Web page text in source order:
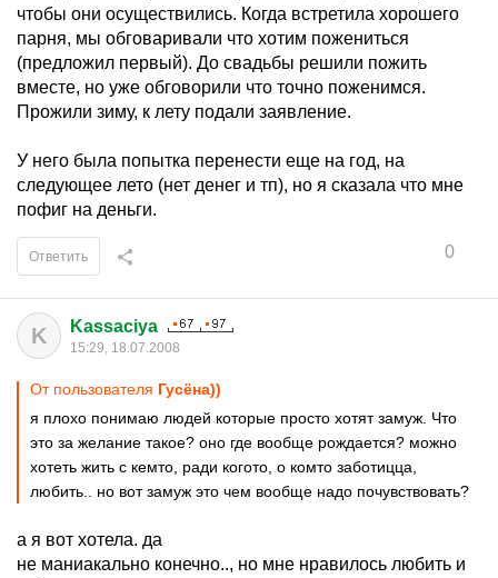
чтобы они осуществились. Когда встретила хорошего
парня, мы обговаривали что хотим пожениться
(предложил первый). До свадьбы решили пожить
вместе, но уже обговорили что точно поженимся.
Прожили зиму, к лету подали заявление.
У него была попытка перенести еще на год, на
следующее лето (нет денег и тп), но я сказала что мне
пофиг на деньги.
0
Ответить
K Kassaciya
15:29, 18.07.2008
От пользователя Гусёна))
я плохо понимаю людей которые просто хотят замуж. Что
это за желание такое? оно где вообще рождается? можно
хотеть жить с кемто, ради когото, о комто заботицца,
любить.. но вот замуж это чем вообще надо почувствовать?
а я вот хотела. да
не маниакально конечно.., но мне нравилось любить и